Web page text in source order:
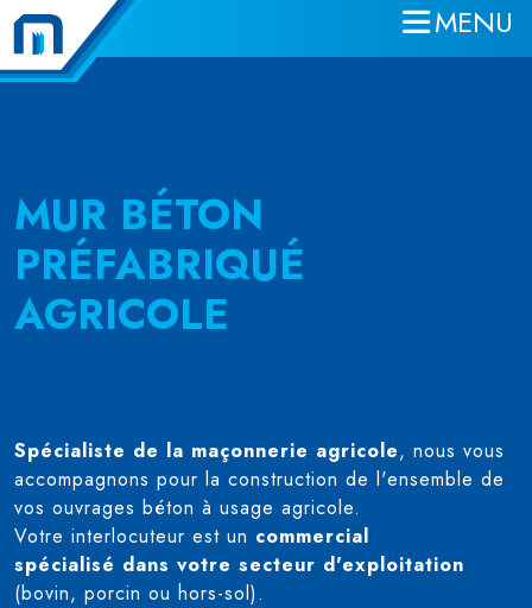
Aller au contenu principal
MENU
MUR BÉTON
PRÉFABRIQUÉ
AGRICOLE
Spécialiste de la maçonnerie agricole, nous vous
accompagnons pour la construction de l'ensemble de
vos ouvrages béton à usage agricole.
Votre interlocuteur est un commercial
spécialisé dans votre secteur d'exploitation
(bovin, porcin ou hors-sol).